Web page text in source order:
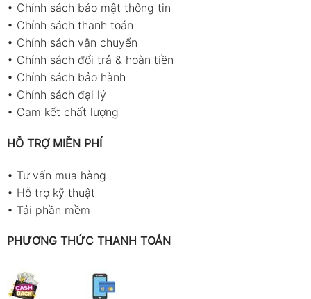
• Chính sách bảo mật thông tin
• Chính sách thanh toán
• Chính sách vận chuyển
• Chính sách đổi trả & hoàn tiền
• Chính sách bảo hành
• Chính sách đại lý
• Cam kết chất lượng
HỖ TRỢ MIỄN PHÍ
• Tư vấn mua hàng
• Hỗ trợ kỹ thuật
• Tải phần mềm
PHƯƠNG THỨC THANH TOÁN